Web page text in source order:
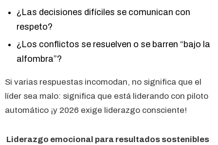
¿Las decisiones difíciles se comunican con
respeto?
¿Los conflictos se resuelven o se barren “bajo la
alfombra”?
Si varias respuestas incomodan, no significa que el
líder sea malo: significa que está liderando con piloto
automático ¡y 2026 exige liderazgo consciente!
Liderazgo emocional para resultados sostenibles